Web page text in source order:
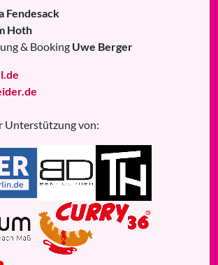
Fendesack
Hoth
& Booking Uwe Berger
Unterstützung von: